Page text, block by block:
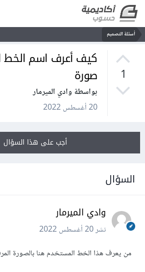
أسئلة التصميم
1
كيف أعرف اسم الخط
صورة
بواسطة وادي الميرمار
20 أغسطس 2022
أجب على هذا السؤال
السؤال
وادي الميرمار
نشر20 أغسطس 2022
من يعرف هذا الخط المستخدم هنا بالصورة